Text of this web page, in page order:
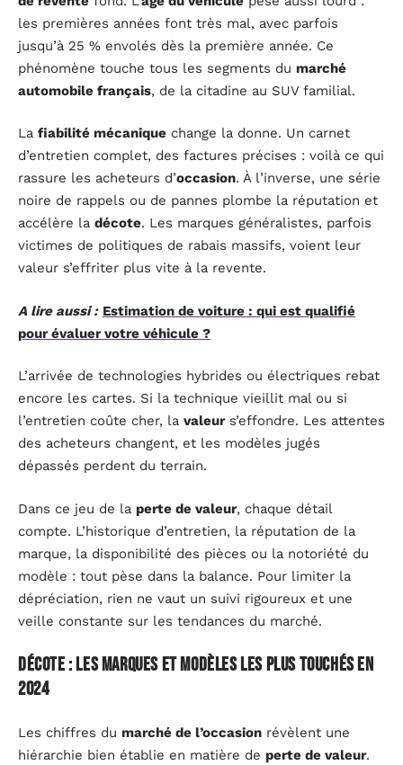
les premières années font très mal, avec parfois
jusqu’à 25 % envolés dès la première année. Ce
phénomène touche tous les segments du marché
automobile français, de la citadine au SUV familial.
La fiabilité mécanique change la donne. Un carnet
d’entretien complet, des factures précises : voilà ce qui
rassure les acheteurs d’occasion. À l’inverse, une série
noire de rappels ou de pannes plombe la réputation et
accélère la décote. Les marques généralistes, parfois
victimes de politiques de rabais massifs, voient leur
valeur s’effriter plus vite à la revente.
A lire aussi : Estimation de voiture : qui est qualifié
pour évaluer votre véhicule ?
L’arrivée de technologies hybrides ou électriques rebat
encore les cartes. Si la technique vieillit mal ou si
l’entretien coûte cher, la valeurs’effondre. Les attentes
des acheteurs changent, et les modèles jugés
dépassés perdent du terrain.
Dans ce jeu de la perte de valeur, chaque détail
compte. L’historique d’entretien, la réputation de la
marque, la disponibilité des pièces ou la notoriété du
modèle : tout pèse dans la balance. Pour limiter la
dépréciation, rien ne vaut un suivi rigoureux et une
veille constante sur les tendances du marché.
Décote : les marques et modèles les plus touchés en
2024
Les chiffres du marché de l’occasion révèlent une
hiérarchie bien établie en matière de perte de valeur.